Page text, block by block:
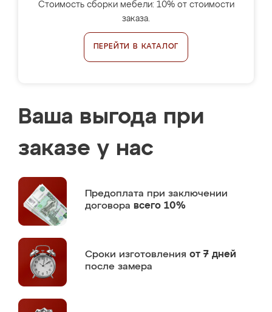
Стоимость сборки мебели: 10% от стоимости
заказа.
ПЕРЕЙТИ В КАТАЛОГ
Ваша выгода при
заказе у нас
Предоплата при заключении
договора всего 10%
Сроки изготовления от 7 дней
после замера